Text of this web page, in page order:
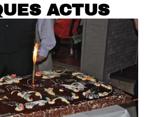
ACTUS